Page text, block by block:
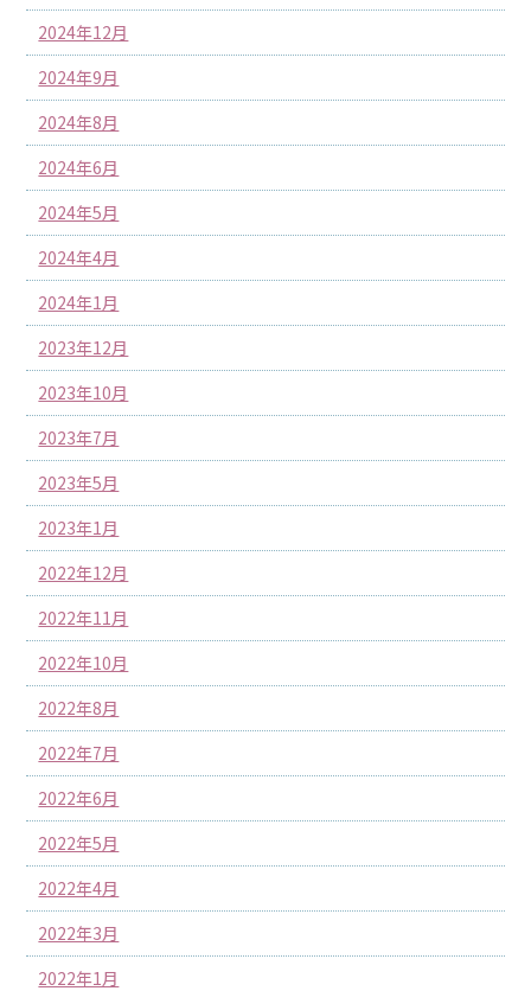
2024年12月
2024年9月
2024年8月
2024年6月
2024年5月
2024年4月
2024年1月
2023年12月
2023年10月
2023年7月
2023年5月
2023年1月
2022年12月
2022年11月
2022年10月
2022年8月
2022年7月
2022年6月
2022年5月
2022年4月
2022年3月
2022年1月